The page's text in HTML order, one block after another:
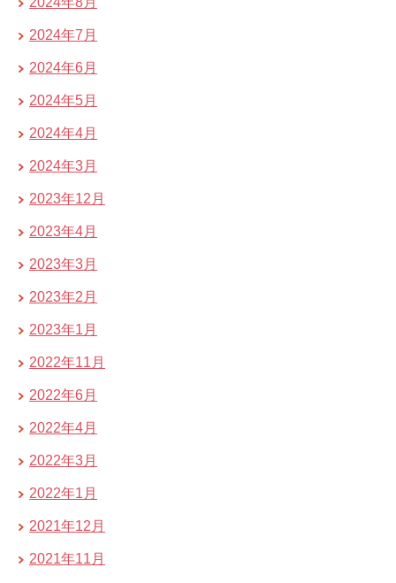
2024年7月
2024年6月
2024年5月
2024年4月
2024年3月
2023年12月
2023年4月
2023年3月
2023年2月
2023年1月
2022年11月
2022年6月
2022年4月
2022年3月
2022年1月
2021年12月
2021年11月